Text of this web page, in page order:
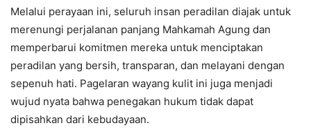
Melalui perayaan ini, seluruh insan peradilan diajak untuk
merenungi perjalanan panjang Mahkamah Agung dan
memperbarui komitmen mereka untuk menciptakan
peradilan yang bersih, transparan, dan melayani dengan
sepenuh hati. Pagelaran wayang kulit ini juga menjadi
wujud nyata bahwa penegakan hukum tidak dapat
dipisahkan dari kebudayaan.